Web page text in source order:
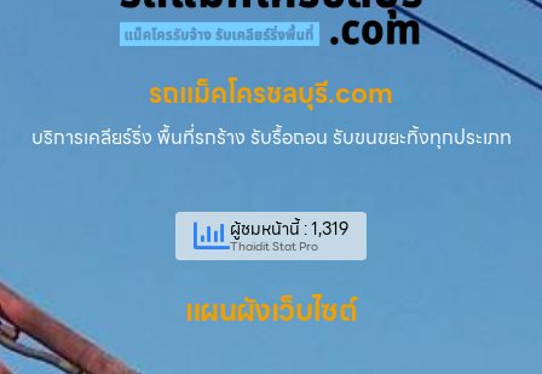
รถแม็คโครชลบุรี.com
บริการเคลียร์ริ่ง พื้นที่รกร้าง รับรื้อถอน รับขนขยะทิ้งทุกประเภท
ผู้ชมหน้านี้ : 1,319
Thaidit Stat Pro
แผนผังเว็บไซต์